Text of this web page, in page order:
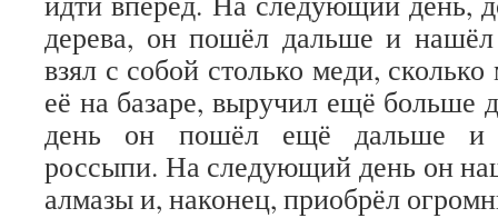
дерева, он пошёл дальше и
взял с собой столько меди,
её на базаре, выручил ещё больше
день он пошёл ещё дальше и
россыпи. На следующий день он
алмазы и, наконец, приобрёл